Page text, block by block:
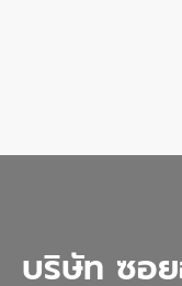
บริษัท ซอ